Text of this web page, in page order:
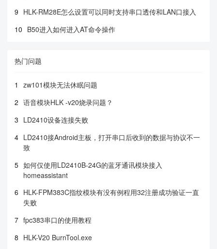
9 HLK-RM28E怎么设置可以同时支持串口透传和LAN口接入
10 B50进入如何进入AT命令操作
热门问题
1
zw101模块无法休眠问题
2 语音模块HLK -v20烧录问题？
3 LD2410设备连接失败
4 LD2410接Android主板，打开串口后收到的数据与协议不一
致
5 如何仅使用LD2410B-24G的蓝牙通讯模块接入
homeassistant
6 HLK-FPM383C指纹模块有没有例程用32注册成功验证一直
失败
7 fpc383串口的使用教程
8 HLK-V20 BurnTool.exe